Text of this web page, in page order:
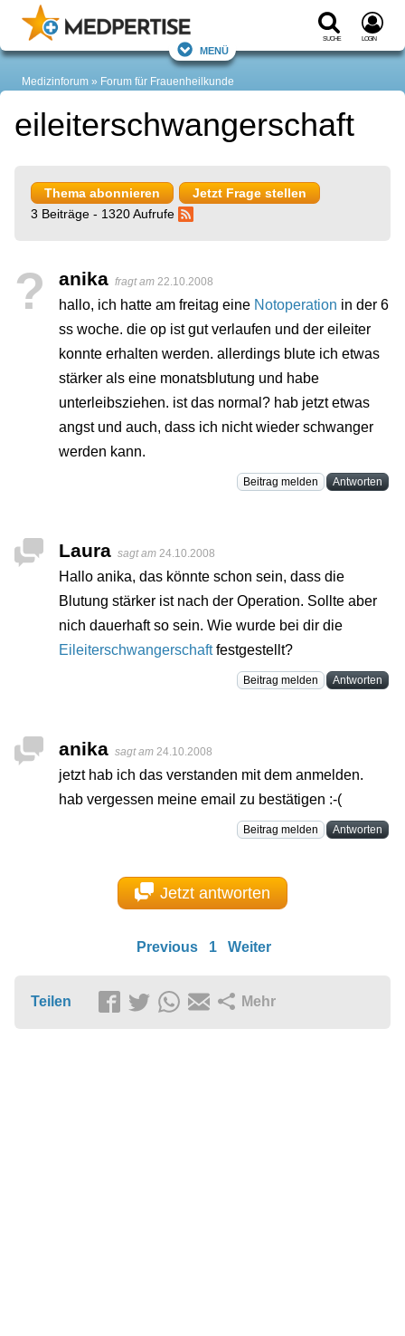
Suche Login
Menü
Medizinforum Forum für Frauenheilkunde
eileiterschwangerschaft
Thema abonnieren
Jetzt Frage stellen
3 Beiträge - 1320 Aufrufe
? anika fragt am 22.10.2008
hallo, ich hatte am freitag eine Notoperation in der 6
ss woche. die op ist gut verlaufen und der eileiter
konnte erhalten werden. allerdings blute ich etwas
stärker als eine monatsblutung und habe
unterleibsziehen. ist das normal? hab jetzt etwas
angst und auch, dass ich nicht wieder schwanger
werden kann.
Beitrag melden Antworten
Laura sagt am 24.10.2008
Hallo anika, das könnte schon sein, dass die
Blutung stärker ist nach der Operation. Sollte aber
nich dauerhaft so sein. Wie wurde bei dir die
Eileiterschwangerschaftfestgestellt?
Beitrag melden Antworten
anika sagt am 24.10.2008
jetzt hab ich das verstanden mit dem anmelden.
hab vergessen meine email zu bestätigen :-(
Beitrag melden Antworten
Jetzt antworten
Previous 1 Weiter
Teilen Mehr